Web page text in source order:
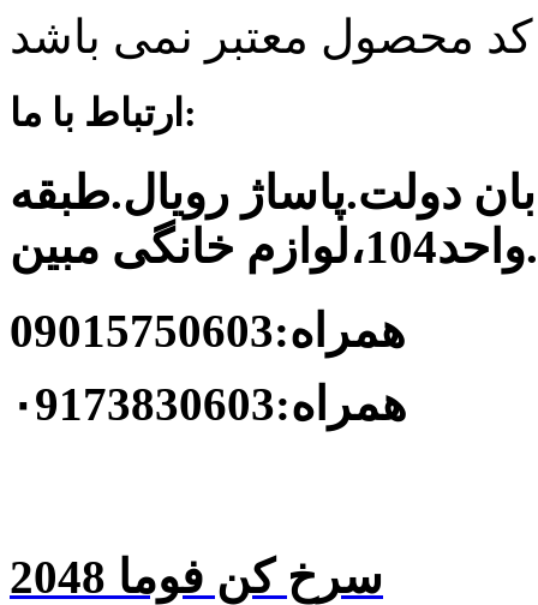
کد محصول معتبر نمی باشد
ارتباط با ما:
دولت.پاساژ رویال.طبقه
خانگی مبین
همراه:09015750603
همراه:۰9173830603
سرخ کن فوما 2048